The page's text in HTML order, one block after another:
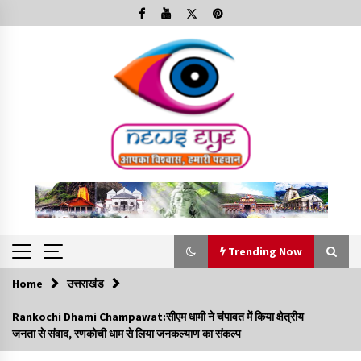
to
Trending Now
Trending Now
Minorities Rights Day : विश्व अल्पसंख्यक अधिकार दिवस
कार्यक्रम में शामिल हुए सीएम,आधुनिक मदरसों का नाम अब्दुल कलाम के नाम
Home उत्तराखंड
Rankochi Dhami Champawat:सीएम धामी ने चंपावत में किया क्षेत्रीय
जनता से संवाद, रणकोची धाम से लिया जनकल्याण का संकल्प